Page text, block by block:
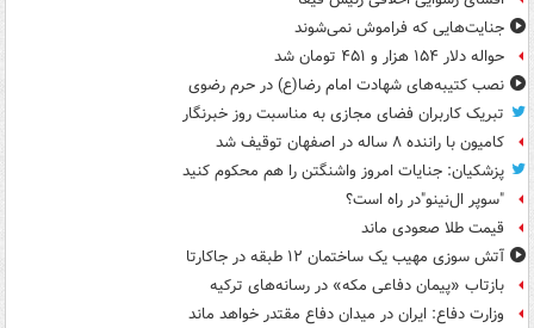
جنایت‌هایی که فراموش نمی‌شوند
حواله دلار ۱۵۴ هزار و ۴۵۱ تومان شد
نصب کتیبه‌های شهادت امام رضا(ع) در حرم رضوی
تبریک کاربران فضای مجازی به مناسبت روز خبرنگار
کامیون با راننده ۸ ساله در اصفهان توقیف شد
پزشکیان: جنایات امروز واشنگتن را هم محکوم کنید
"سوپر ال‌نینو"در راه است؟
قیمت طلا صعودی ماند
آتش سوزی مهیب یک ساختمان ۱۲ طبقه در جاکارتا
بازتاب «پیمان دفاعی مکه» در رسانه‌های ترکیه
وزارت دفاع: ایران در میدان دفاع مقتدر خواهد ماند